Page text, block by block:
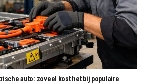
auto: zoveel kost het bij populaire